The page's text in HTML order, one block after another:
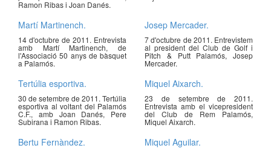
Ramon Ribas i Joan Danés.
Martí Martinench.
14 d'octubre de 2011. Entrevista
amb Martí Martinench, de
l'Associació 50 anys de bàsquet
a Palamós.
Josep Mercader.
7 d'octubre de 2011. Entrevistem
al president del Club de Golf i
Pitch & Putt Palamós, Josep
Mercader.
Tertúlia esportiva.
30 de setembre de 2011. Tertúlia
esportiva al voltant del Palamós
C.F., amb Joan Danés, Pere
Subirana i Ramon Ribas.
Miquel Aixarch.
23 de setembre de 2011.
Entrevista amb el vicepresident
del Club de Rem Palamós,
Miquel Aixarch.
Bertu Fernàndez. Miquel Aguilar.